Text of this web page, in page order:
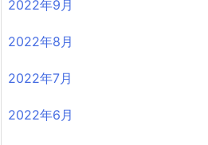
2022年9月
2022年8月
2022年7月
2022年6月